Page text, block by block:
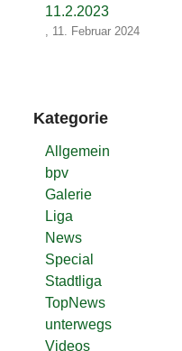
11.2.2023
, 11. Februar 2024
Kategorie
Allgemein
bpv
Galerie
Liga
News
Special
Stadtliga
TopNews
unterwegs
Videos